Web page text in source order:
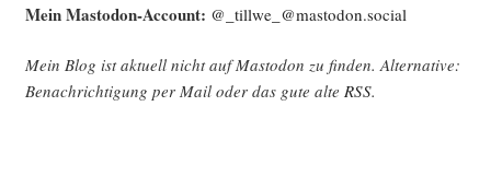
Mein Mast­o­don-Account: @_tillwe_@mastodon.social
Mein Blog ist aktu­ell nicht auf Mast­o­don zu fin­den. Alter­na­ti­ve:
Benach­rich­ti­gung per Mail oder das gute alte RSS.